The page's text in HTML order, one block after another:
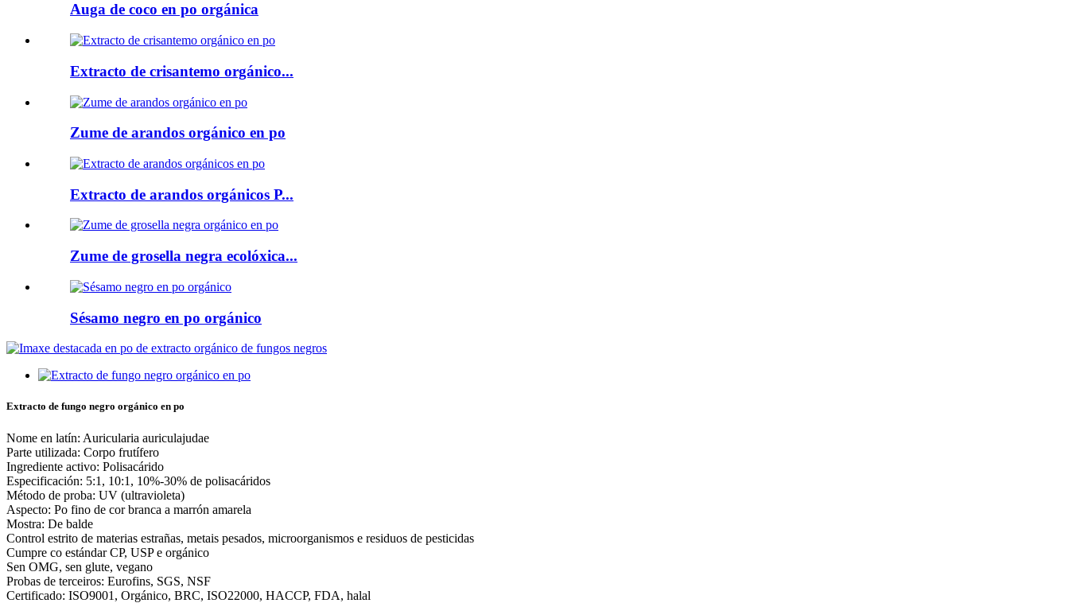
Auga de coco en po orgánica
Extracto de crisantemo orgánico...
Zume de arandos orgánico en po
Extracto de arandos orgánicos P...
Zume de grosella negra ecolóxica...
Sésamo negro en po orgánico
Extracto de fungo negro orgánico en po
Nome en latín: Auricularia auriculajudae
Parte utilizada: Corpo frutífero
Ingrediente activo: Polisacárido
Especificación: 5:1, 10:1, 10%-30% de polisacáridos
Método de proba: UV (ultravioleta)
Aspecto: Po fino de cor branca a marrón amarela
Mostra: De balde
Control estrito de materias estrañas, metais pesados, microorganismos e residuos de pesticidas
Cumpre co estándar CP, USP e orgánico
Sen OMG, sen glute, vegano
Probas de terceiros: Eurofins, SGS, NSF
Certificado: ISO9001, Orgánico, BRC, ISO22000, HACCP, FDA, halal